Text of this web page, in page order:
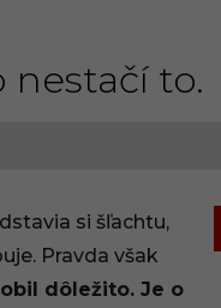
nestačí to.
si šľachtu,
Pravda však
dôležito. Je o